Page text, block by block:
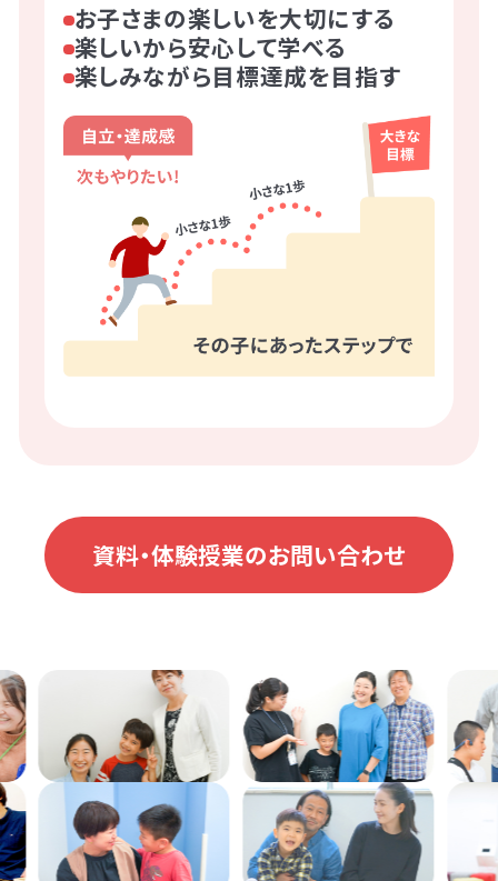
お子さまの楽しいを大切にする
楽しいから安心して学べる
楽しみながら目標達成を目指す
資料・体験授業のお問い合わせ